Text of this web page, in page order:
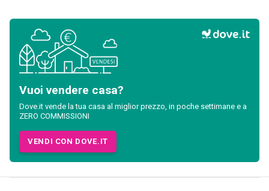
Vuoi vendere casa?
Dove.it vende la tua casa al miglior prezzo, in poche settimane e a
ZERO COMMISSIONI
VENDI CON DOVE.IT